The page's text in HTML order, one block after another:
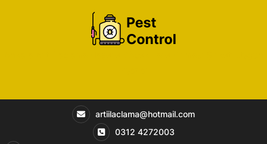
artiilaclama@hotmail.com
0312 4272003